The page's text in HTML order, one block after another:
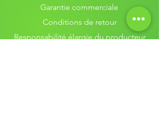
Garantie commerciale
Conditions de retour
Responsabilité élargie du producteur